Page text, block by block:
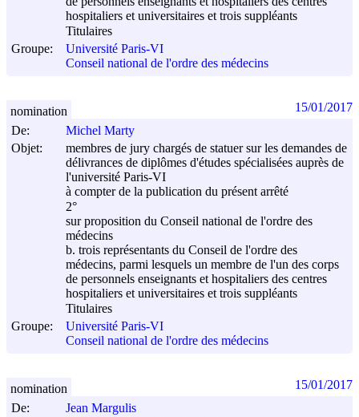
hospitaliers et universitaires et trois suppléants
Titulaires
Groupe:
Université Paris-VI
Conseil national de l'ordre des médecins
De:
Michel Marty
Objet:
membres de jury chargés de statuer sur les demandes de
délivrances de diplômes d'études spécialisées auprès de
l'université Paris-VI
à compter de la publication du présent arrêté
2°
sur proposition du Conseil national de l'ordre des
médecins
b. trois représentants du Conseil de l'ordre des
médecins, parmi lesquels un membre de l'un des corps
de personnels enseignants et hospitaliers des centres
hospitaliers et universitaires et trois suppléants
Titulaires
Groupe:
Université Paris-VI
Conseil national de l'ordre des médecins
nomination 15/01/2017
De:
Jean Margulis
nomination 15/01/2017